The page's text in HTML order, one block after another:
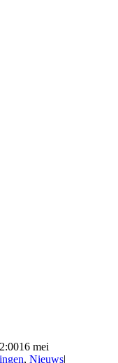
16 mei
, Nieuws|